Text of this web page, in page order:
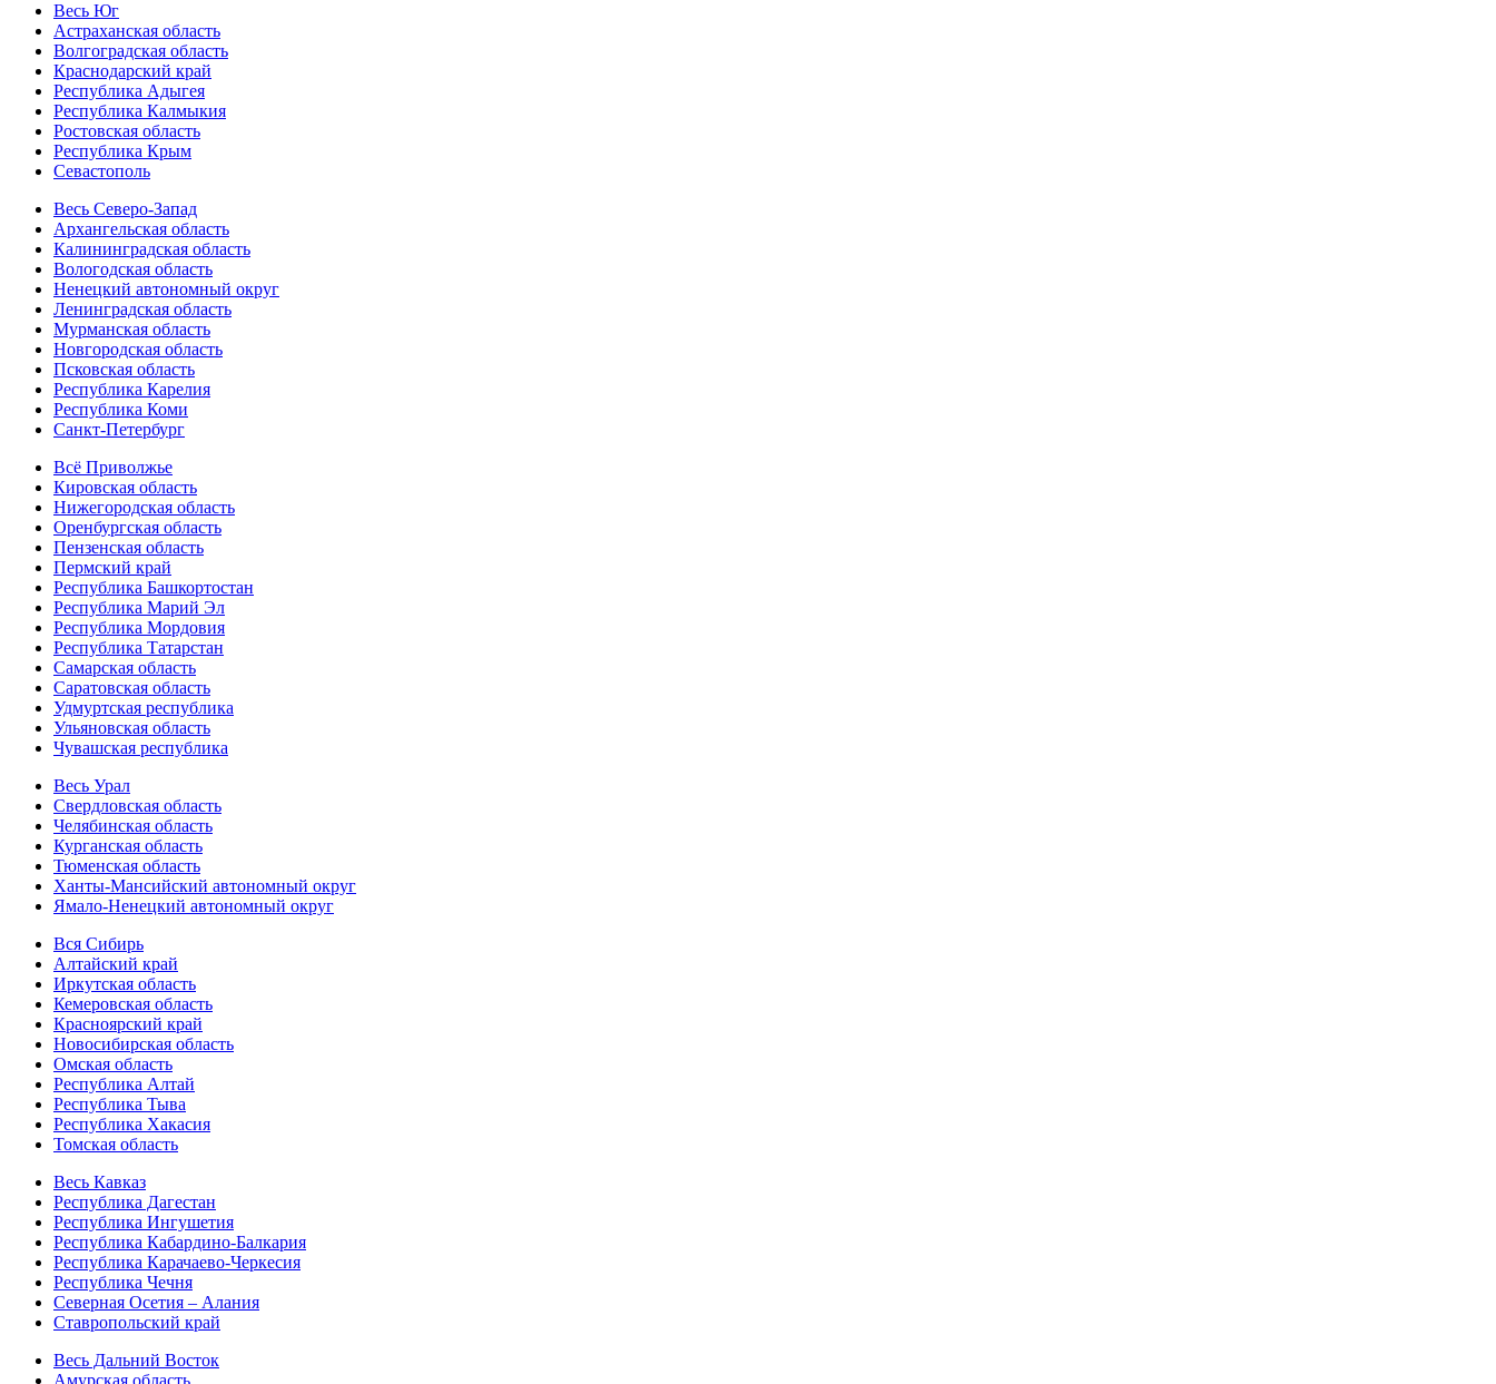
Весь Юг
Астраханская область
Волгоградская область
Краснодарский край
Республика Адыгея
Республика Калмыкия
Ростовская область
Республика Крым
Севастополь
Весь Северо-Запад
Архангельская область
Калининградская область
Вологодская область
Ненецкий автономный округ
Ленинградская область
Мурманская область
Новгородская область
Псковская область
Республика Карелия
Республика Коми
Санкт-Петербург
Всё Приволжье
Кировская область
Нижегородская область
Оренбургская область
Пензенская область
Пермский край
Республика Башкортостан
Республика Марий Эл
Республика Мордовия
Республика Татарстан
Самарская область
Саратовская область
Удмуртская республика
Ульяновская область
Чувашская республика
Весь Урал
Свердловская область
Челябинская область
Курганская область
Тюменская область
Ханты-Мансийский автономный округ
Ямало-Ненецкий автономный округ
Вся Сибирь
Алтайский край
Иркутская область
Кемеровская область
Красноярский край
Новосибирская область
Омская область
Республика Алтай
Республика Тыва
Республика Хакасия
Томская область
Весь Кавказ
Республика Дагестан
Республика Ингушетия
Республика Кабардино-Балкария
Республика Карачаево-Черкесия
Республика Чечня
Северная Осетия – Алания
Ставропольский край
Весь Дальний Восток
Амурская область